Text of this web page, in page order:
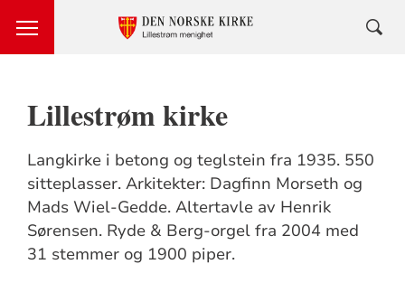
Lillestrøm kirke
Langkirke i betong og teglstein fra 1935. 550
sitteplasser. Arkitekter: Dagfinn Morseth og
Mads Wiel-Gedde. Altertavle av Henrik
Sørensen. Ryde & Berg-orgel fra 2004 med
31 stemmer og 1900 piper.